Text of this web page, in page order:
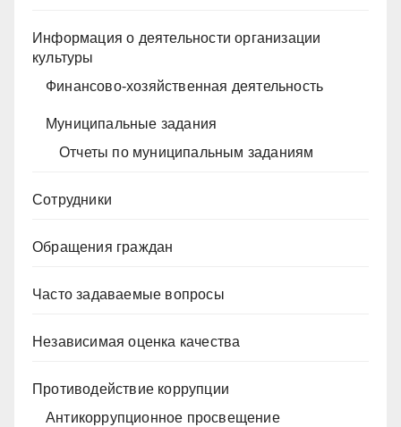
Информация о деятельности организации
культуры
Финансово-хозяйственная деятельность
Муниципальные задания
Отчеты по муниципальным заданиям
Сотрудники
Обращения граждан
Часто задаваемые вопросы
Независимая оценка качества
Противодействие коррупции
Антикоррупционное просвещение